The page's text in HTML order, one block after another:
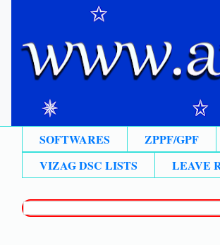
SOFTWARES ZPPF/GPF
VIZAG DSC LISTS
LEAVE